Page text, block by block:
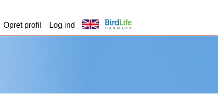
Opret profil Log ind